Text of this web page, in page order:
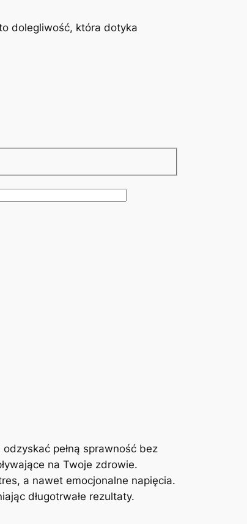
dolegliwość, która dotyka
pełną sprawność bez
na Twoje zdrowie.
a nawet emocjonalne napięcia.
długotrwałe rezultaty.